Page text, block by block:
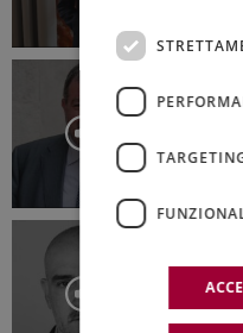
“Ridurre
cose